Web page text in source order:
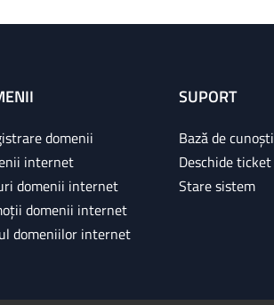
domenii
internet
domenii internet
domenii internet
domeniilor internet
SUPORT
Bază de
Deschide
Stare sistem